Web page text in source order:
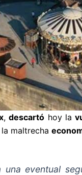
,descartó hoy la
la maltrecha
eventual